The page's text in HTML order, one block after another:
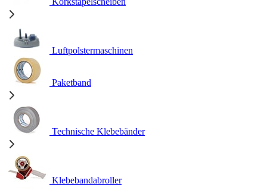
Luftpolstermaschinen
Paketband
Technische Klebebänder
Klebebandabroller